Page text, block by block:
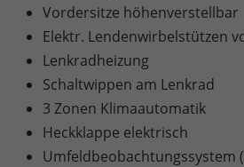
Vordersitze höhenverstellbar
Elektr. Lendenwirbelstützen
Lenkradheizung
Schaltwippen am Lenkrad
3 Zonen Klimaautomatik
Heckklappe elektrisch
Umfeldbeobachtungssystem